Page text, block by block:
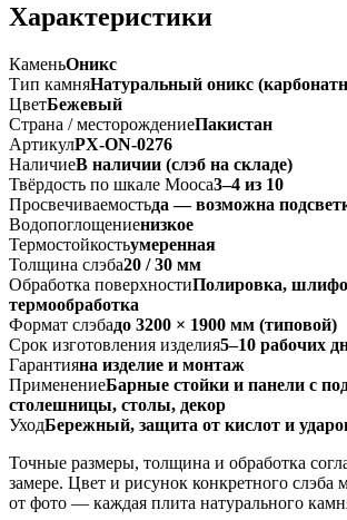
Характеристики
КаменьОникс
Тип камняНатуральный оникс
ЦветБежевый
Страна / месторождениеПакистан
АртикулPX-ON-0276
НаличиеВ наличии (слэб на складе)
Твёрдость по шкале Мооса3–4 из 10
Просвечиваемостьда — возможна
Водопоглощениенизкое
Термостойкостьумеренная
Толщина слэба20 / 30 мм
Обработка поверхностиПолировка,
термообработка
Формат слэбадо 3200 × 1900 мм (типовой)
Срок изготовления изделия5–10 рабочих
Гарантияна изделие и монтаж
ПрименениеБарные стойки и панели с
столешницы, столы, декор
УходБережный, защита от кислот и
Точные размеры, толщина и обработка
замере. Цвет и рисунок конкретного слэба
от фото — каждая плита натурального